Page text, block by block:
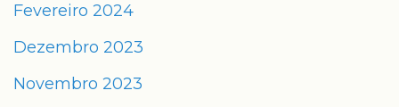
Fevereiro 2024
Dezembro 2023
Novembro 2023